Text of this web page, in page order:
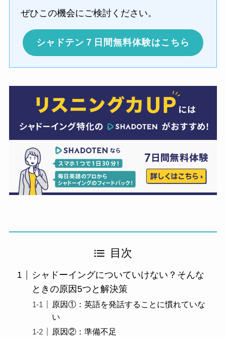
ぜひこの機会にご検討ください。
シャドテン７日間無料体験はこちら
目次
シャドーイングについていけない？そんな
ときの原因5つと解決策
原因①：英語を発話することに慣れていな
い
原因②：準備不足